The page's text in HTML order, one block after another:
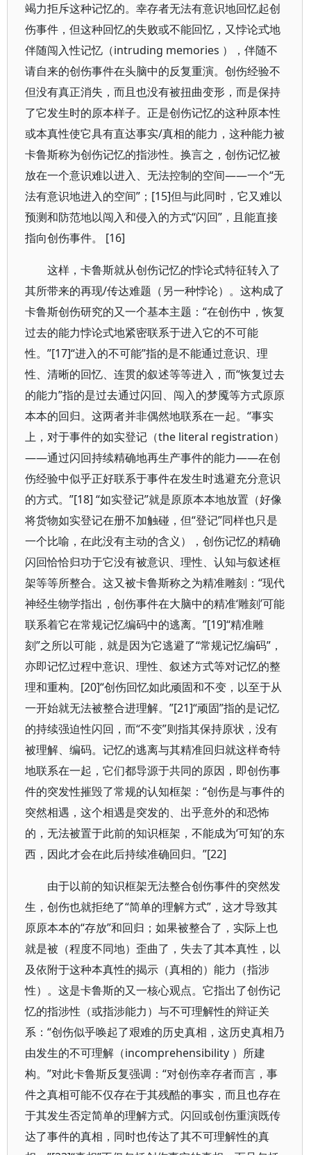
竭力拒斥这种记忆的。幸存者无法有意识地回忆起创
伤事件，但这种回忆的失败或不能回忆，又悖论式地
伴随闯入性记忆（intruding memories ），伴随不
请自来的创伤事件在头脑中的反复重演。创伤经验不
但没有真正消失，而且也没有被扭曲变形，而是保持
了它发生时的原本样子。正是创伤记忆的这种原本性
或本真性使它具有直达事实/真相的能力，这种能力被
卡鲁斯称为创伤记忆的指涉性。换言之，创伤记忆被
放在一个意识难以进入、无法控制的空间——一个“无
法有意识地进入的空间”；[15]但与此同时，它又难以
预测和防范地以闯入和侵入的方式“闪回”，且能直接
指向创伤事件。 [16]
这样，卡鲁斯就从创伤记忆的悖论式特征转入了
其所带来的再现/传达难题（另一种悖论）。这构成了
卡鲁斯创伤研究的又一个基本主题：“在创伤中，恢复
过去的能力悖论式地紧密联系于进入它的不可能
性。”[17]“进入的不可能”指的是不能通过意识、理
性、清晰的回忆、连贯的叙述等等进入，而“恢复过去
的能力”指的是过去通过闪回、闯入的梦魇等方式原原
本本的回归。这两者并非偶然地联系在一起。“事实
上，对于事件的如实登记（the literal registration）
——通过闪回持续精确地再生产事件的能力——在创
伤经验中似乎正好联系于事件在发生时逃避充分意识
的方式。”[18] “如实登记”就是原原本本地放置（好像
将货物如实登记在册不加触碰，但“登记”同样也只是
一个比喻，在此没有主动的含义），创伤记忆的精确
闪回恰恰归功于它没有被意识、理性、认知与叙述框
架等等所整合。这又被卡鲁斯称之为精准雕刻：“现代
神经生物学指出，创伤事件在大脑中的精准‘雕刻’可能
联系着它在常规记忆编码中的逃离。”[19]“精准雕
刻”之所以可能，就是因为它逃避了“常规记忆编码”，
亦即记忆过程中意识、理性、叙述方式等对记忆的整
理和重构。[20]“创伤回忆如此顽固和不变，以至于从
一开始就无法被整合进理解。”[21]“顽固”指的是记忆
的持续强迫性闪回，而“不变”则指其保持原状，没有
被理解、编码。记忆的逃离与其精准回归就这样奇特
地联系在一起，它们都导源于共同的原因，即创伤事
件的突发性摧毁了常规的认知框架：“创伤是与事件的
突然相遇，这个相遇是突发的、出乎意外的和恐怖
的，无法被置于此前的知识框架，不能成为‘可知’的东
西，因此才会在此后持续准确回归。”[22]
由于以前的知识框架无法整合创伤事件的突然发
生，创伤也就拒绝了“简单的理解方式”，这才导致其
原原本本的“存放”和回归；如果被整合了，实际上也
就是被（程度不同地）歪曲了，失去了其本真性，以
及依附于这种本真性的揭示（真相的）能力（指涉
性）。这是卡鲁斯的又一核心观点。它指出了创伤记
忆的指涉性（或指涉能力）与不可理解性的辩证关
系：“创伤似乎唤起了艰难的历史真相，这历史真相乃
由发生的不可理解（incomprehensibility ）所建
构。”对此卡鲁斯反复强调：“对创伤幸存者而言，事
件之真相可能不仅存在于其残酷的事实，而且也存在
于其发生否定简单的理解方式。闪回或创伤重演既传
达了事件的真相，同时也传达了其不可理解性的真